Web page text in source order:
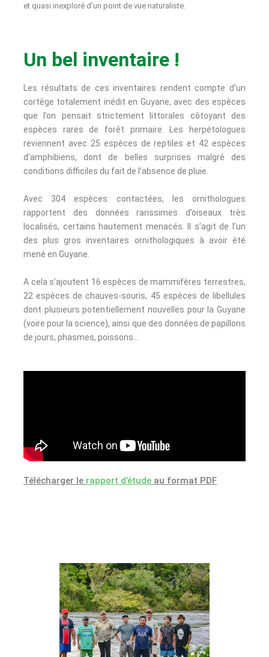
et quasi inexploré d’un point de vue naturaliste.
Un bel inventaire !
Les résultats de ces inventaires rendent compte d’un
cortège totalement inédit en Guyane, avec des espèces
que l’on pensait strictement littorales côtoyant des
espèces rares de forêt primaire.
Les herpétologues
reviennent avec 25 espèces de reptiles et 42 espèces
d’amphibiens, dont de belles surprises malgré des
conditions difficiles du fait de l’absence de pluie.
Avec 304 espèces contactées, les ornithologues
rapportent des données rarissimes d’oiseaux très
localisés, certains hautement menacés. Il s’agit de l’un
des plus gros inventaires ornithologiques à avoir été
mené en Guyane.
A cela s’ajoutent 16 espèces de mammifères terrestres,
22 espèces de chauves-souris, 45 espèces de libellules
dont plusieurs potentiellement nouvelles pour la Guyane
(voire pour la science), ainsi que des données de papillons
de jours, phasmes, poissons…
Télécharger le rapport d’étude au format PDF